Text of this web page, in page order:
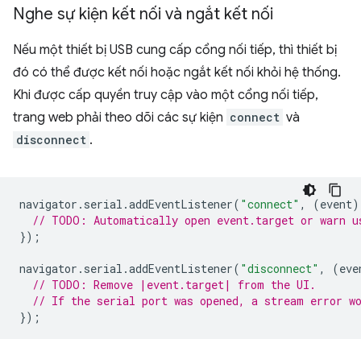
Nghe sự kiện kết nối và ngắt kết nối
Nếu một thiết bị USB cung cấp cổng nối tiếp, thì thiết bị
đó có thể được kết nối hoặc ngắt kết nối khỏi hệ thống.
Khi được cấp quyền truy cập vào một cổng nối tiếp,
trang web phải theo dõi các sự kiện connect và
disconnect .
navigator . serial .addEventListener( "connect" , (event)
// TODO: Automatically open event.target or
});
navigator . serial .addEventListener( "disconnect" , (
// TODO: Remove |event.target| from the UI.
// If the serial port was opened, a stream error
});